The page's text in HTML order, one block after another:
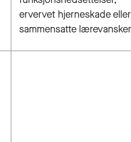
ervervet hjerneskade eller
sammensatte lærevansker